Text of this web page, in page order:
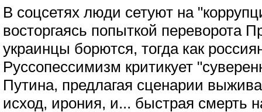
В соцсетях люди сетуют на
восторгаясь попыткой переворота
украинцы борются, тогда как
Руссопессимизм критикует
Путина, предлагая сценарии
исход, ирония, и... быстрая смерть